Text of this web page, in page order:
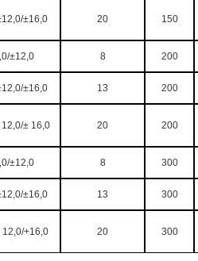
±16,0 20 150
±12,0 8 200
±16,0 13 200
± 16,0 20 200
±12,0 8 300
±16,0 13 300
+16,0 20 300